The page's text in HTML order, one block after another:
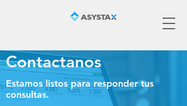
Contactanos
Estamos listos para responder tus
consultas.